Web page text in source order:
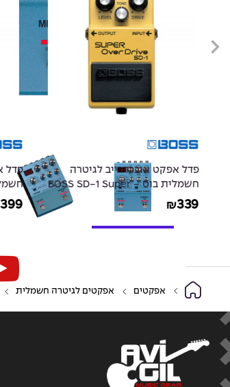
פדל אפקט אוברדרייב לגיטרה
חשמלית בוס - BOSS SD-1 Super
OverDrive
₪339
פדל
399
אפקטים אפקטים לגיטרה חשמלית